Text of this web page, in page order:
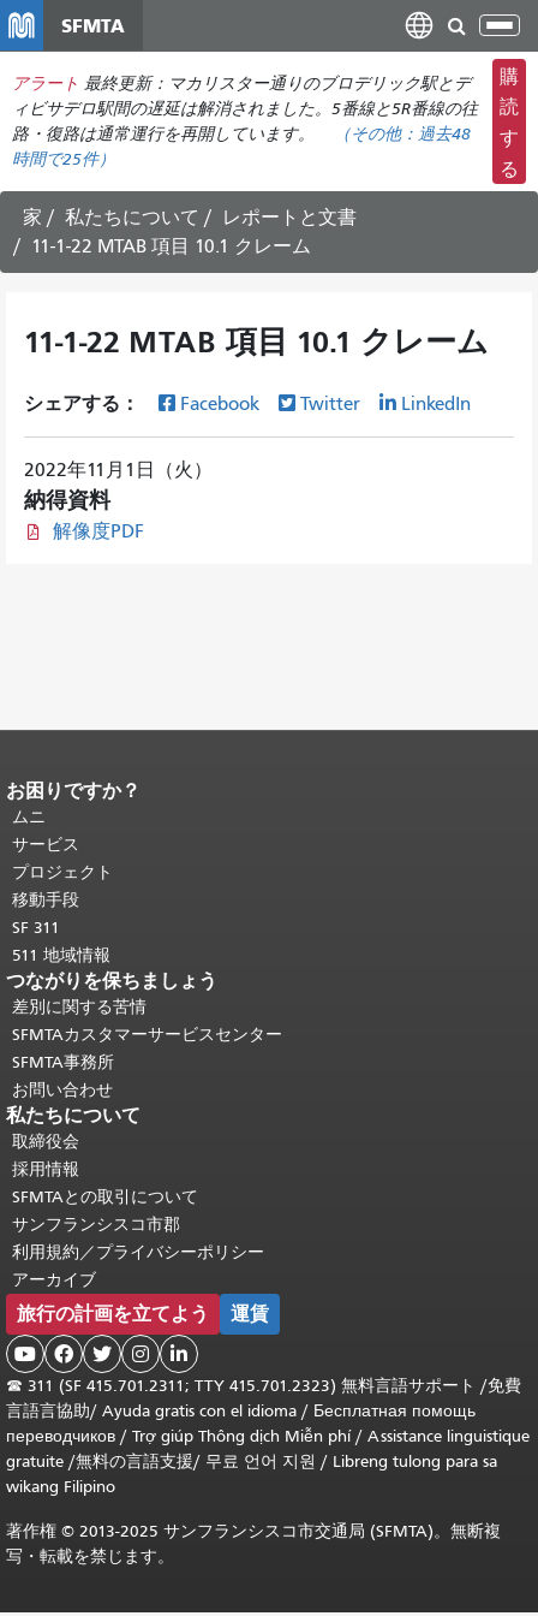
ン
コ
ン
ン
ツ
に
移
SFMTA
ナ
ビ
ゲ
ー
シ
ョ
切
え
アラート 最終更新：マカリスター通りのブロデリック駅とデ
ィビサデロ駅間の遅延は解消されました。5番線と5R番線の往
路・復路は通常運行を再開しています。
（その他： 過去48
時間で25件）
購
読
す
る
家 私たちについて
レポートと文書
11-1-22 MTAB 項目 10.1 クレーム
11-1-22 MTAB 項目 10.1 クレーム
シェアする： Facebook Twitter LinkedIn
2022年11月1日（火）
納得資料
解像度PDF
ページコンテンツの終わり。
ジの残りの部分はすべてのページで繰
り返されます。
頭に戻る。
お困りですか？
ムニ
サービス
プロジェクト
移動手段
SF 311
511 地域情報
つながりを保ちましょう
差別に関する苦情
SFMTAカスタマーサービスセンター
SFMTA事務所
お問い合わせ
私たちについて
取締役会
採用情報
SFMTAとの取引について
サンフランシスコ市郡
利用規約／プライバシーポリシー
アーカイブ
旅行の計画を立てよう 運賃
    
☎ 311 (SF 415.701.2311; TTY 415.701.2323) 無料言語サポート /免費
言語言協助/ Ayuda gratis con el idioma / Бесплатная помощь
переводчиков / Trợ giúp Thông dịch Miễn phí/ Assistance linguistique
gratuite /無料の言語支援/ 무료 언어 지원 / Libreng tulong para sa
wikang Filipino
著作権 © 2013-2025 サンフランシスコ市交通局 (SFMTA)。無断複
写・転載を禁じます。